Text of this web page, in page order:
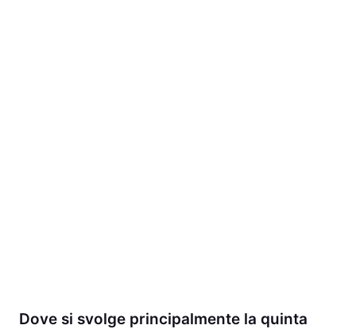
Dove si svolge principalmente la quinta